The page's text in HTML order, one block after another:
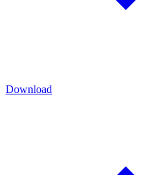
Download